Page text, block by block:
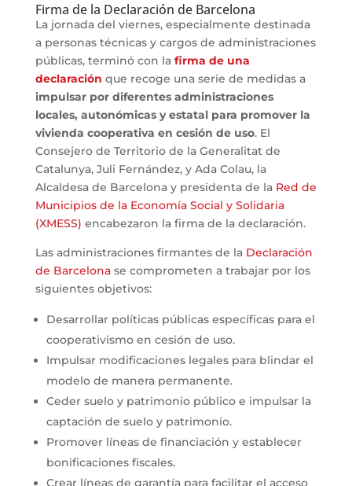
Firma de la Declaración de Barcelona
La jornada del viernes, especialmente destinada
a personas técnicas y cargos de administraciones
públicas, terminó con la firma de una
declaración que recoge una serie de medidas a
impulsar por diferentes administraciones
locales, autonómicas y estatal para promover la
vivienda cooperativa en cesión de uso. El
Consejero de Territorio de la Generalitat de
Catalunya, Juli Fernández, y Ada Colau, la
Alcaldesa de Barcelona y presidenta de la Red de
Municipios de la Economía Social y Solidaria
(XMESS) encabezaron la firma de la declaración.
Las administraciones firmantes de la Declaración
de Barcelonase comprometen a trabajar por los
siguientes objetivos:
Desarrollar políticas públicas específicas para el
cooperativismo en cesión de uso.
Impulsar modificaciones legales para blindar el
modelo de manera permanente.
Ceder suelo y patrimonio público e impulsar la
captación de suelo y patrimonio.
Promover líneas de financiación y establecer
bonificaciones fiscales.
Crear líneas de garantía para facilitar el acceso